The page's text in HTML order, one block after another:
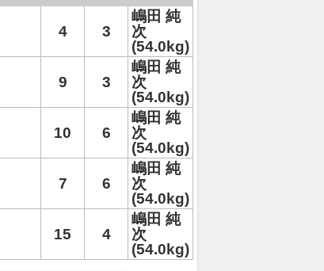
4 3
嶋田 純
次
(54.0kg)
9 3
嶋田 純
次
(54.0kg)
10 6
嶋田 純
次
(54.0kg)
7 6
嶋田 純
次
(54.0kg)
15 4
嶋田 純
次
(54.0kg)